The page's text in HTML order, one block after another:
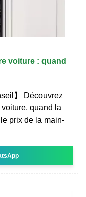
voiture : quand
】 Découvrez
quand la
prix de la main-